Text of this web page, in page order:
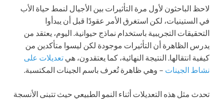
لاحظ الباحثون لأول مرة التأثيرات بين الأجيال لنمط حياة الأب
في الستينيات، لكن استغرق الأمر عقودًا قبل أن يبدأوا
التحقيقات التجريبية باستخدام نماذج حيوانية. اليوم، يعتقد من
يدرس الظاهرة أن التأثيرات موجودة لكن ليسوا متأكدين من
كيفية انتقالها. النتيجة النهائية، كما يعتقدون، هي تعديلات على
نشاط الجينات – وهي ظاهرة تُعرف باسم الجينات المكتسبة.
تحدث مثل هذه التعديلات أثناء النمو الطبيعي حيث تتبنى الأنسجة